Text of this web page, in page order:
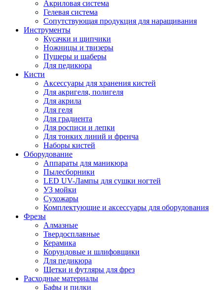
Акриловая система
Гелевая система
Сопутствующая продукция для наращивания
Инструменты
Кусачки и щипчики
Ножницы и твизеры
Пушеры и шаберы
Для педикюра
Кисти
Аксессуары для хранения кистей
Для акригеля, полигеля
Для акрила
Для геля
Для градиента
Для росписи и лепки
Для тонких линий и френча
Наборы кистей
Оборудование
Аппараты для маникюра
Пылесборники
LED UV-Лампы для сушки ногтей
УЗ мойки
Сухожары
Комплектующие и аксессуары для оборудования
Фрезы
Алмазные
Твердосплавные
Керамика
Корундовые и шлифовщики
Для педикюра
Щетки и футляры для фрез
Расходные материалы
Бафы и пилки